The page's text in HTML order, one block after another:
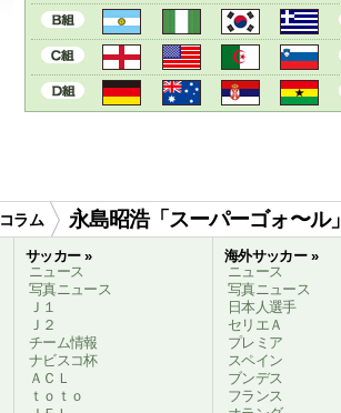
コラム 永島昭浩「スーパーゴォ〜ル」
サッカー »
ニュース
写真ニュース
Ｊ１
Ｊ２
チーム情報
ナビスコ杯
ＡＣＬ
ｔｏｔｏ
海外サッカー »
ニュース
写真ニュース
日本人選手
セリエＡ
プレミア
スペイン
ブンデス
フランス